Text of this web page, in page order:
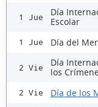
1 Jue
Día
Escolar
1 Jue Día del
2 Vie
Día
los
2 Vie Día de los